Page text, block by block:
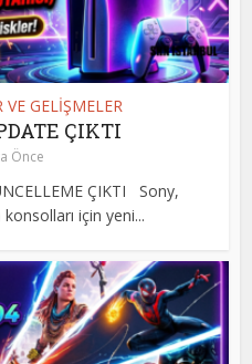
GELİŞMELER
ÇIKTI
Önce
ÇIKTI Sony,
için yeni...